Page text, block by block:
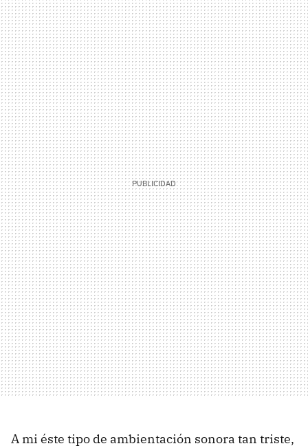
A mi éste tipo de ambientación sonora tan triste,